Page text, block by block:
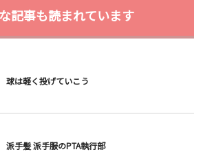
記事も読まれています
球は軽く投げていこう
派手髪 派手服のPTA執行部